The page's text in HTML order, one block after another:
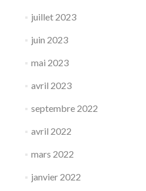
juillet 2023
juin 2023
mai 2023
avril 2023
septembre 2022
avril 2022
mars 2022
janvier 2022